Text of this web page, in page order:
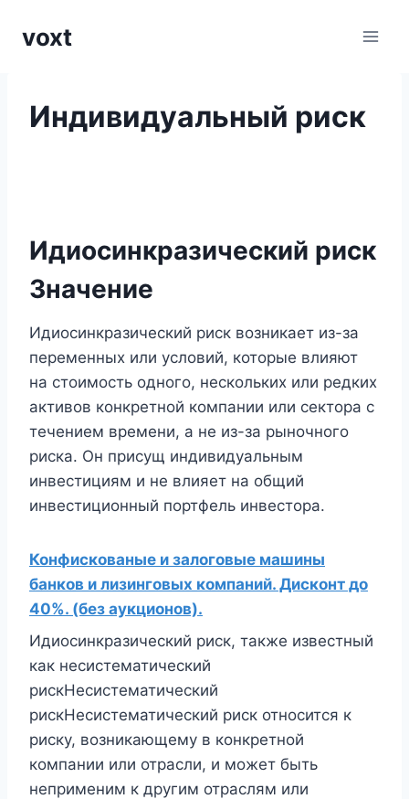
voxt
Индивидуальный риск
Идиосинкразический риск
Значение
Идиосинкразический риск возникает из-за
переменных или условий, которые влияют
на стоимость одного, нескольких или редких
активов конкретной компании или сектора с
течением времени, а не из-за рыночного
риска. Он присущ индивидуальным
инвестициям и не влияет на общий
инвестиционный портфель инвестора.
Конфискованые и залоговые машины
банков и лизинговых компаний. Дисконт до
40%. (без аукционов).
Идиосинкразический риск, также известный
как несистематический
рискНесистематический
рискНесистематический риск относится к
риску, возникающему в конкретной
компании или отрасли, и может быть
неприменим к другим отраслям или